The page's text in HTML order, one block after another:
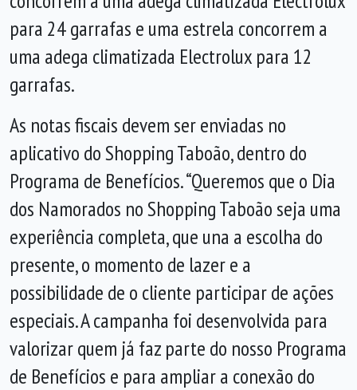
para 24 garrafas e uma estrela concorrem a
uma adega climatizada Electrolux para 12
garrafas.
As notas fiscais devem ser enviadas no
aplicativo do Shopping Taboão, dentro do
Programa de Benefícios. “Queremos que o Dia
dos Namorados no Shopping Taboão seja uma
experiência completa, que una a escolha do
presente, o momento de lazer e a
possibilidade de o cliente participar de ações
especiais. A campanha foi desenvolvida para
valorizar quem já faz parte do nosso Programa
de Benefícios e para ampliar a conexão do